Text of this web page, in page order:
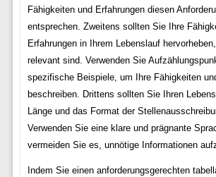
Fähigkeiten und Erfahrungen diesen
entsprechen. Zweitens sollten Sie Ihre
Erfahrungen in Ihrem Lebenslauf
relevant sind. Verwenden Sie
spezifische Beispiele, um Ihre Fähigkeiten
beschreiben. Drittens sollten Sie Ihren
Länge und das Format der
Verwenden Sie eine klare und prägnante
vermeiden Sie es, unnötige Informationen
Indem Sie einen anforderungsgerechten